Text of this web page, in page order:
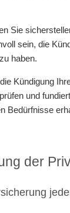
Sie
sein, die
haben.
Kündigung
und
Bedürfnisse
der